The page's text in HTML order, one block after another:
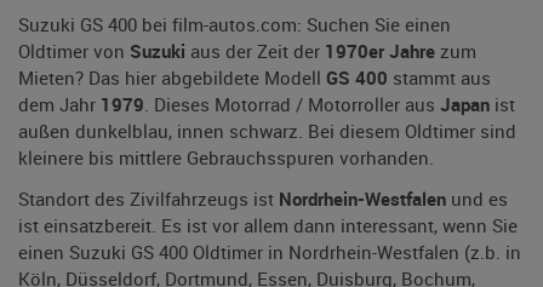
Suzuki GS 400 bei film-autos.com: Suchen Sie einen
Oldtimer von Suzuki aus der Zeit der 1970er Jahre zum
Mieten? Das hier abgebildete Modell GS 400 stammt aus
dem Jahr 1979. Dieses Motorrad / Motorroller aus Japan ist
außen dunkelblau, innen schwarz. Bei diesem Oldtimer sind
kleinere bis mittlere Gebrauchsspuren vorhanden.
Standort des Zivilfahrzeugs ist Nordrhein-Westfalen und es
ist einsatzbereit. Es ist vor allem dann interessant, wenn Sie
einen Suzuki GS 400 Oldtimer in Nordrhein-Westfalen (z.b. in
Köln, Düsseldorf, Dortmund, Essen, Duisburg, Bochum,